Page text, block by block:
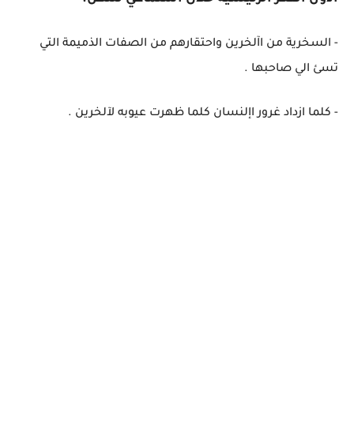
- السخرية من اآلخرين واحتقارهم من الصفات الذميمة التي
تسئ الي صاحبها .
- كلما ازداد غرور اإلنسان كلما ظهرت عيوبه لآلخرين .